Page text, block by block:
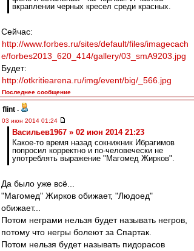
вкраплении черных кресел среди красных.
Сейчас:
http://www.forbes.ru/sites/default/files/imagecach
e/forbes2013_620_414/gallery/03_smA9203.jpg
Будет:
http://otkritiearena.ru/img/event/big/_566.jpg
Последнее сообщение
flint -
03 июн 2014 01:24
Васильев1967 » 02 июн 2014 21:23
Какое-то время назад сокнижник Ибрагимов
попросил корректно и по-человечески не
употреблять выражение "Магомед Жирков".
Да было уже всё...
"Магомед" Жирков обижает, "Людоед"
обижает...
Потом неграми нельзя будет называть негров,
потому что негры болеют за Спартак.
Потом нельзя будет называть пидорасов